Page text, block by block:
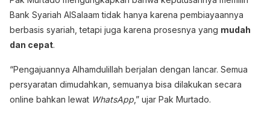
Bank Syariah AlSalaam tidak hanya karena pembiayaannya
berbasis syariah, tetapi juga karena prosesnya yang mudah
dan cepat.
“Pengajuannya Alhamdulillah berjalan dengan lancar. Semua
persyaratan dimudahkan, semuanya bisa dilakukan secara
online bahkan lewat WhatsApp ,” ujar Pak Murtado.